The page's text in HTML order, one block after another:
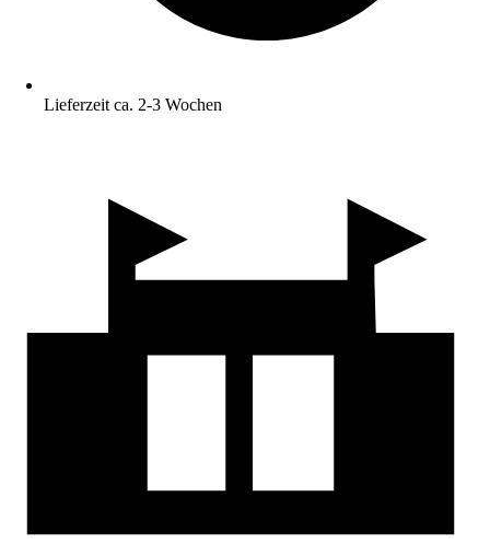
Lieferzeit ca. 2-3 Wochen